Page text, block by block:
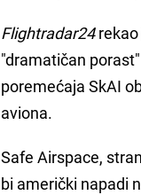
Flightradar24rekao
"dramatičan
poremećaja SkAI
aviona.
Safe Airspace,
bi američki napadi